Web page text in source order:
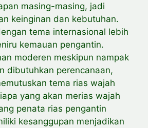
masing-masing, jadi
keinginan dan kebutuhan.
tema internasional lebih
kemauan pengantin.
moderen meskipun nampak
dibutuhkan perencanaan,
tema rias wajah
yang akan merias wajah
penata rias pengantin
kesanggupan menjadikan